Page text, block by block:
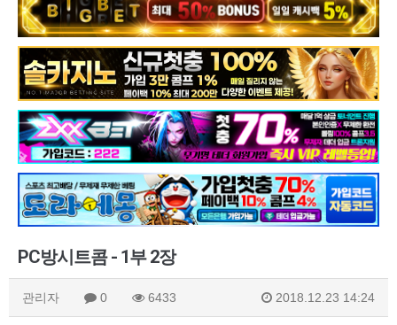
PC방시트콤 - 1부 2장
관리자 0 6433 2018.12.23 14:24